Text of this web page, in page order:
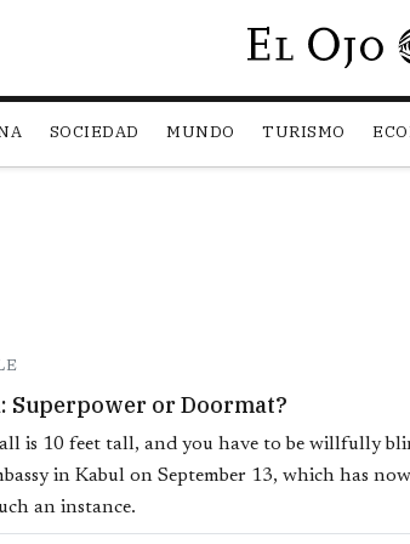
SOCIEDAD MUNDO TURISMO
Superpower or Doormat?
is 10 feet tall, and you have to be willfully
in Kabul on September 13, which has
an instance.